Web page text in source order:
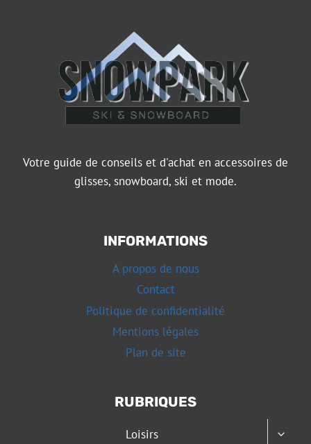
Votre guide de conseils et d'achat en accessoires de
glisses, snowboard, ski et mode.
INFORMATIONS
A propos de nous
Contact
Politique de confidentialité
Mentions légales
Plan de site
RUBRIQUES
Loisirs